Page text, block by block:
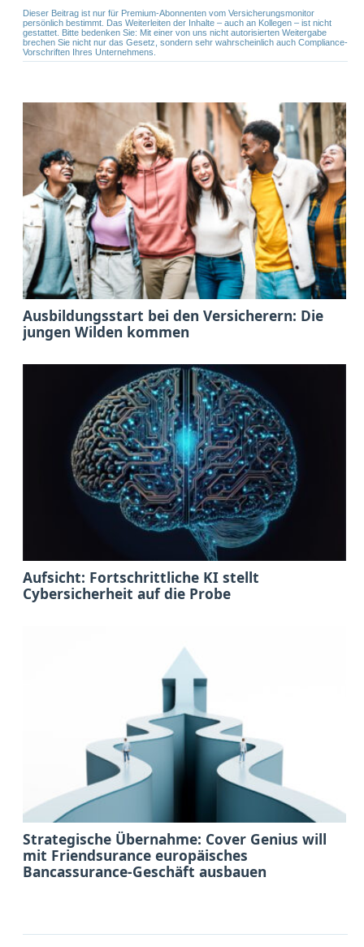
Dieser Beitrag ist nur für Premium-Abonnenten vom Versicherungsmonitor
persönlich bestimmt. Das Weiterleiten der Inhalte – auch an Kollegen – ist nicht
gestattet. Bitte bedenken Sie: Mit einer von uns nicht autorisierten Weitergabe
brechen Sie nicht nur das Gesetz, sondern sehr wahrscheinlich auch Compliance-
Vorschriften Ihres Unternehmens.
Ausbildungsstart bei den Versicherern: Die
jungen Wilden kommen
Aufsicht: Fortschrittliche KI stellt
Cybersicherheit auf die Probe
Strategische Übernahme: Cover Genius will
mit Friendsurance europäisches
Bancassurance-Geschäft ausbauen